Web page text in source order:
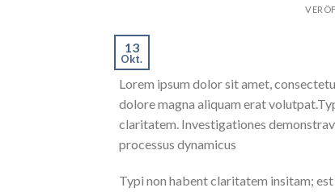
13
Okt.
Lorem ipsum dolor sit amet,
dolore magna aliquam erat
claritatem. Investigationes
processus dynamicus
Typi non habent claritatem insitam;